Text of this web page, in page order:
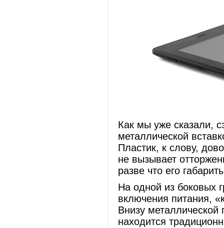
Как мы уже сказали,
металлической
Пластик, к слову,
не вызывает
разве что его
На одной из боковых
включения питания,
Внизу металлической
находится